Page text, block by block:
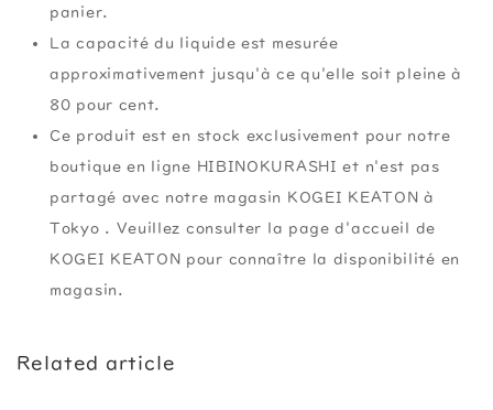
panier.
La capacité du liquide est mesurée
approximativement jusqu'à ce qu'elle soit pleine à
80 pour cent.
Ce produit est en stock exclusivement pour notre
boutique en ligne HIBINOKURASHI et n'est pas
partagé avec notre magasin KOGEI KEATON à
Tokyo . Veuillez consulter la page d'accueil de
KOGEI KEATON pour connaître la disponibilité en
magasin.
Related article